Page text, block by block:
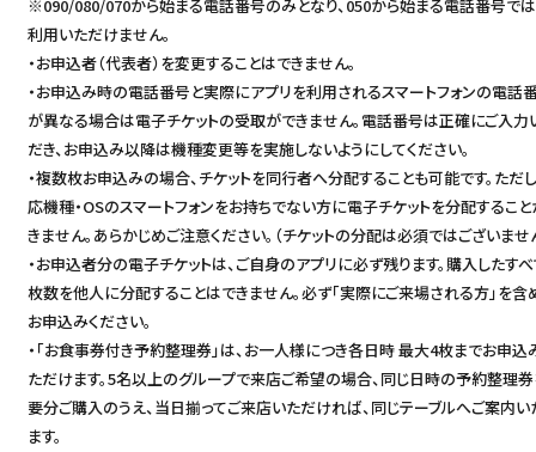
※090/080/070から始まる電話番号のみとなり、050から始まる電話番号で
利用いただけません。
・お申込者（代表者）を変更することはできません。
・お申込み時の電話番号と実際にアプリを利用されるスマートフォンの電話
が異なる場合は電子チケットの受取ができません。電話番号は正確にご入力
だき、お申込み以降は機種変更等を実施しないようにしてください。
・複数枚お申込みの場合、チケットを同行者へ分配することも可能です。ただ
応機種・OSのスマートフォンをお持ちでない方に電子チケットを分配するこ
きません。あらかじめご注意ください。（チケットの分配は必須ではございませ
・お申込者分の電子チケットは、ご自身のアプリに必ず残ります。購入したす
枚数を他人に分配することはできません。必ず「実際にご来場される方」を含
お申込みください。
・「お食事券付き予約整理券」は、お一人様につき各日時 最大4枚までお申込
ただけます。5名以上のグループで来店ご希望の場合、同じ日時の予約整理
要分ご購入のうえ、当日揃ってご来店いただければ、同じテーブルへご案内い
ます。